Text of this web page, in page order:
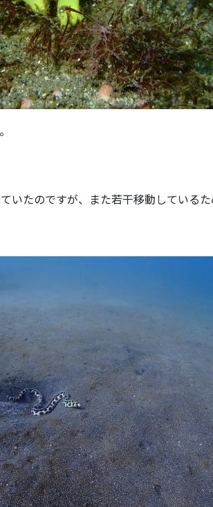
いたのですが、また若干移動している